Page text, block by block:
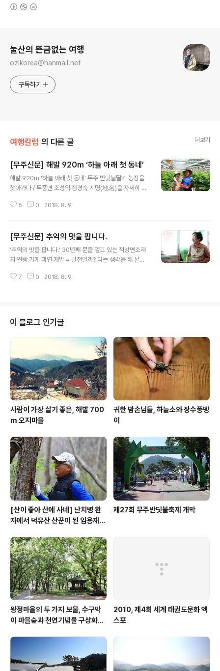
눌산의 뜬금없는 여행
ozikorea@hanmail.net
구독하기
여행칼럼 의 다른 글 더보기
[무주신문] 해발 920m ‘하늘 아래 첫 동네’
해발 920m '하늘 아래 첫 동네' 무주 반딧불딸기 농장을
찾아가다 / 무풍면 조성익·정경숙 지명(地名)을 자세히 들
래 전의 우리말 지명이 일제 강점기 때 한자화 작업을 거치
있다. 낯선 지역에 가게 되어서도 지명을 통해서 그 지역의
산, 고개, 들, 골짜기 등의 땅의 모양이나 그 고장의 생활 모
습, 역사 등을 대략적으로 알아낼 수 있는 것이다. 지금 찾
으로 올라가야 하는 ‘큰골’이라는 곳이다. 근동(近洞)에서
5 0 2018. 8. 9.
[무주신문] 추억의 맛을 팝니다.
‘추억의 맛을 팝니다.‘ 30년째 문을 열고 있는 적상면소재
지 찐빵 가게 과연 개발 = 발전일까? 라는 생각을 해 본다.
이 단축된다. 시간의 단축은 사람의 이동 뿐만이 아니라 물
몰락에 있어 큰 영향을 미쳤다. 물론 인구의 감소, 일자리
부족 등 여러 이유가 있겠지만, 앞서 얘기한 도로의 발달 역
시 한 몫을 차지한 것은 의심할 여지가 없다. 덕유산국립공
원이나 전주, 장수를 가려면 대부분의 차들은 적상면 소재
지를 지나갔다. 그런데 10여 년 전 우회도로가 개통되면서
부터는 이면도로가 되어..
7 0 2018. 8. 9.
이 블로그 인기글
사람이 가장 살기 좋은, 해발 700
m 오지마을
귀한 밤손님들, 하늘소와 장수풍뎅
이
[산이 좋아 산에 사네] 난치병 환
자에서 덕유산 산꾼이 된 임용재
제27회 무주반딧불축제 개막
왕정마을의 두 가지 보물, 수구막
이 마을숲과 천연기념물 구상화강
2010, 제4회 세계 태권도문화 엑
스포